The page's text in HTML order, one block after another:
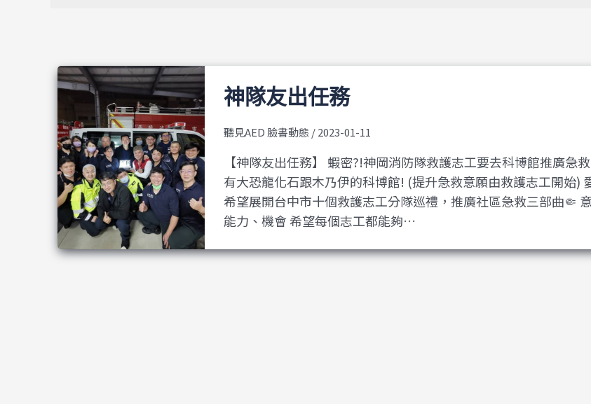
神隊友出任務
聽見AED 臉書動態 /2023-01-11
【神隊友出任務】 蝦密?!神岡消防隊救護志工要去科博館推廣急
有大恐龍化石跟木乃伊的科博館! (提升急救意願由救護志工開始)
希望展開台中市十個救護志工分隊巡禮，推廣社區急救三部曲🤏
能力、機會 希望每個志工都能夠…